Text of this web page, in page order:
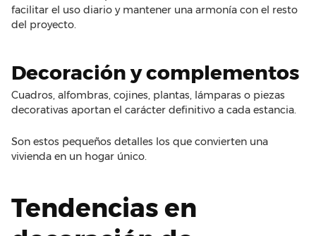
facilitar el uso diario y mantener una armonía con el resto
del proyecto.
Decoración y complementos
Cuadros, alfombras, cojines, plantas, lámparas o piezas
decorativas aportan el carácter definitivo a cada estancia.
Son estos pequeños detalles los que convierten una
vivienda en un hogar único.
Tendencias en